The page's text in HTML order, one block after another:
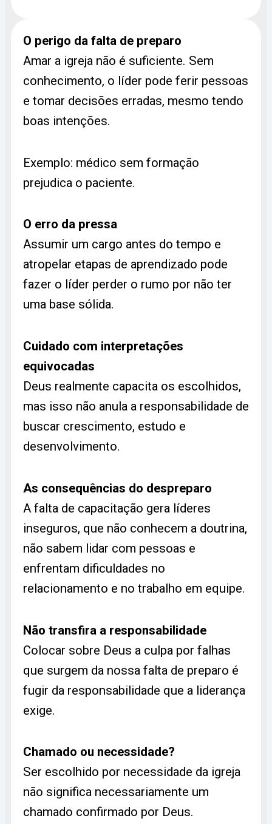
O perigo da falta de preparo
Amar a igreja não é suficiente. Sem
conhecimento, o líder pode ferir pessoas
e tomar decisões erradas, mesmo tendo
boas intenções.
Exemplo: médico sem formação
prejudica o paciente.
O erro da pressa
Assumir um cargo antes do tempo e
atropelar etapas de aprendizado pode
fazer o líder perder o rumo por não ter
uma base sólida.
Cuidado com interpretações
equivocadas
Deus realmente capacita os escolhidos,
mas isso não anula a responsabilidade de
buscar crescimento, estudo e
desenvolvimento.
As consequências do despreparo
A falta de capacitação gera líderes
inseguros, que não conhecem a doutrina,
não sabem lidar com pessoas e
enfrentam dificuldades no
relacionamento e no trabalho em equipe.
Não transfira a responsabilidade
Colocar sobre Deus a culpa por falhas
que surgem da nossa falta de preparo é
fugir da responsabilidade que a liderança
exige.
Chamado ou necessidade?
Ser escolhido por necessidade da igreja
não significa necessariamente um
chamado confirmado por Deus.